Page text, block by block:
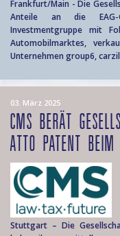
Frankfurt/Main - Die
Anteile an die EAG-
Investmentgruppe mit
Automobilmarktes,
Unternehmen group6,
03. März 2025
CMS BERÄT
ATTO PATENT
Stuttgart – Die